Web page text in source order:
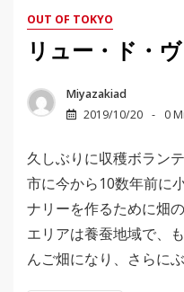
OUT OF TOKYO
リュー・ド・
Miyazakiad
2019/10/20
0
久しぶりに収穫ボラン
市に今から10数年前に
ナリーを作るために畑
エリアは養蚕地域で、
んご畑になり、さらに